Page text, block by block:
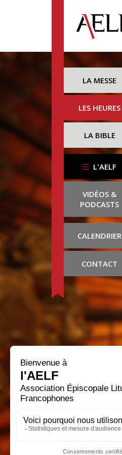
LA MESSE
LES HEURES
LA BIBLE
L'AELF
VIDÉOS &
PODCASTS
CALENDRIER
CONTACT